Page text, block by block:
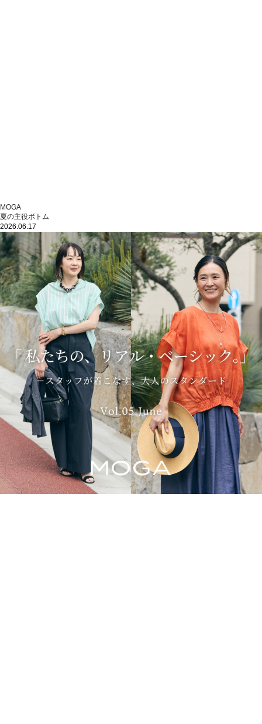
MOGA
夏の主役ボトム
2026.06.17